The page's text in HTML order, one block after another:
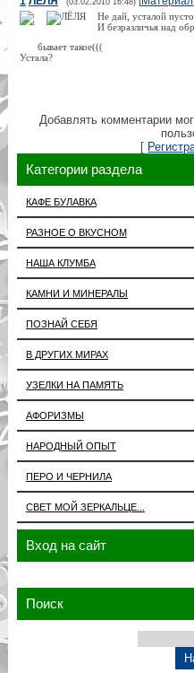
Не дай, усталой
И безразличья над
бывает такое(((
Устала?
Добавлять комментарии
[
Категории раздела
КАФЕ БУЛАВКА
РАЗНОЕ О ВКУСНОМ
НАША КЛУМБА
КАМНИ И МИНЕРАЛЫ
ПОЗНАЙ СЕБЯ
В ДРУГИХ МИРАХ
УЗЕЛКИ НА ПАМЯТЬ
АФОРИЗМЫ
НАРОДНЫЙ ОПЫТ
ПЕРО И ЧЕРНИЛА
СВЕТ МОЙ ЗЕРКАЛЬЦЕ...
Вход на сайт
Поиск